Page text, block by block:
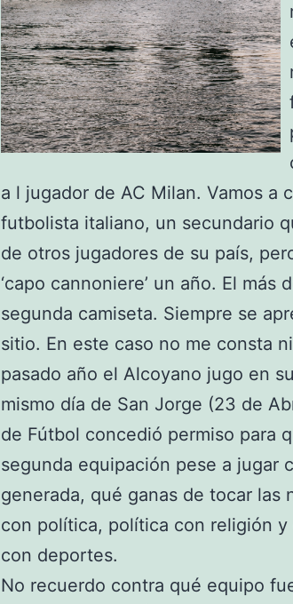
a l jugador de AC Milan. Vamos a
futbolista italiano, un secundario
de otros jugadores de su país,
‘capo cannoniere’ un año. El más
segunda camiseta. Siempre se
sitio. En este caso no me consta
pasado año el Alcoyano jugo en
mismo día de San Jorge (23 de
de Fútbol concedió permiso para
segunda equipación pese a jugar
generada, qué ganas de tocar las
con política, política con religión
con deportes.
No recuerdo contra qué equipo